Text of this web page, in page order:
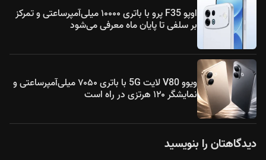
اوپو F35 پرو با باتری ۱۰۰۰۰ میلی‌آمپرساعتی و تمرکز
بر سلفی تا پایان ماه معرفی می‌شود
ویوو V80 لایت 5G با باتری ۷۰۵۰ میلی‌آمپرساعتی و
نمایشگر ۱۲۰ هرتزی در راه است
دیدگاهتان را بنویسید